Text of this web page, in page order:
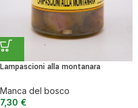
Lampascioni alla montanara
Manca del bosco
7,30 €